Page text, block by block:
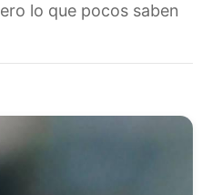
lo que pocos saben